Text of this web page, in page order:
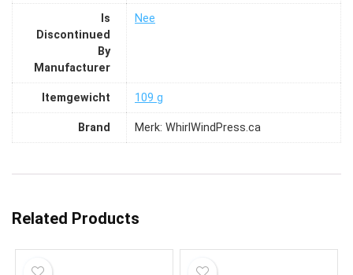
Is
Discontinued
By
Manufacturer
‎Nee
Itemgewicht ‎109 g
Brand Merk: WhirlWindPress.ca
Related Products